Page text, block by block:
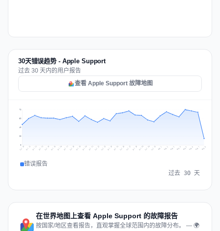
30天错误趋势 - Apple Support
过去 30 天内的用户报告
查看 Apple Support 故障地图
20
40
59
79
Jul 10 Jul 11 Jul 12 Jul 13 Jul 14 Jul 15 Jul 16 Jul 17 Jul 18 Jul 19 Jul 20 Jul 21 Jul 22 Jul 23 Jul 24 Jul 25 Jul 26 Jul 27 Jul 28 Jul 29 Jul 30 Jul 31 Aug 1 Aug 2 Aug 3 Aug 4 Aug 5 Aug 6 Aug 7 Aug 8
错误报告
过去 30 天
在世界地图上查看 Apple Support 的故障报告
按国家/地区查看报告，直观掌握全球范围内的故障分布。 — 🌍